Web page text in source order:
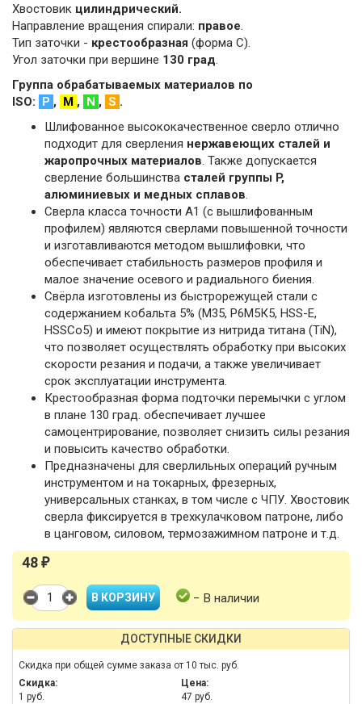
Хвостовик цилиндрический.
Направление вращения спирали: правое.
Тип заточки - крестообразная (форма C).
Угол заточки при вершине 130 град.
Группа обрабатываемых материалов по
ISO: P , M , N , S .
Шлифованное высококачественное сверло отлично
подходит для сверления нержавеющих сталей и
жаропрочных материалов. Также допускается
сверление большинства сталей группы P,
алюминиевых и медных сплавов.
Сверла класса точности А1 (с вышлифованным
профилем) являются сверлами повышенной точности
и изготавливаются методом вышлифовки, что
обеспечивает стабильность размеров профиля и
малое значение осевого и радиального биения.
Свёрла изготовлены из быстрорежущей стали с
содержанием кобальта 5% (M35, Р6М5К5, HSS-E,
HSSCo5) и имеют покрытие из нитрида титана (TiN),
что позволяет осуществлять обработку при высоких
скорости резания и подачи, а также увеличивает
срок эксплуатации инструмента.
Крестообразная форма подточки перемычки с углом
в плане 130 град. обеспечивает лучшее
самоцентрирование, позволяет снизить силы резания
и повысить качество обработки.
Предназначены для сверлильных операций ручным
инструментом и на токарных, фрезерных,
универсальных станках, в том числе с ЧПУ. Хвостовик
сверла фиксируется в трехкулачковом патроне, либо
в цанговом, силовом, термозажимном патроне и т.д.
48 ₽
− В наличии
ДОСТУПНЫЕ СКИДКИ
Скидка при общей сумме заказа от 10 тыс. руб.
Скидка:
1 руб.
Цена:
47 руб.